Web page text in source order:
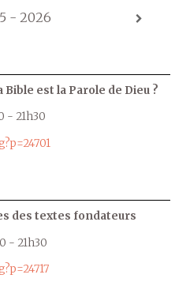
- 2026
Bible est la Parole de Dieu ?
- 21h30
des textes fondateurs
- 21h30